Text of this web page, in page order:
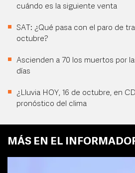
cuándo es la siguiente venta
SAT: ¿Qué pasa con el paro de
octubre?
Ascienden a 70 los muertos por
días
¿Lluvia HOY, 16 de octubre, en
pronóstico del clima
MÁS EN EL